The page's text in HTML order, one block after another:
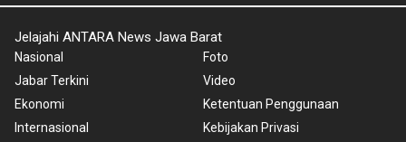
Jelajahi ANTARA News Jawa Barat
Nasional
Jabar Terkini
Ekonomi
Internasional
Foto
Video
Ketentuan Penggunaan
Kebijakan Privasi